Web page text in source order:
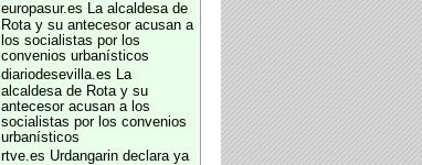
europasur.es La alcaldesa de
Rota y su antecesor acusan a
los socialistas por los
convenios urbanísticos
diariodesevilla.es La
alcaldesa de Rota y su
antecesor acusan a los
socialistas por los convenios
urbanísticos
rtve.es Urdangarin declara ya